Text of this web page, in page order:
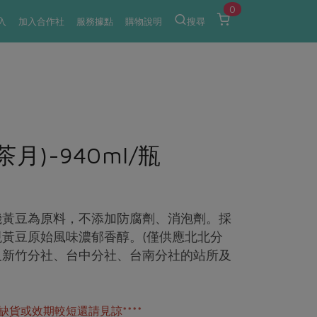
加入合作社 服務據點 購物說明 搜尋
0
月)-940ml/瓶
豆為原料，不添加防腐劑、消泡劑。採
豆原始風味濃郁香醇。(僅供應北北分
竹分社、台中分社、台南分社的站所及
貨或效期較短還請見諒****